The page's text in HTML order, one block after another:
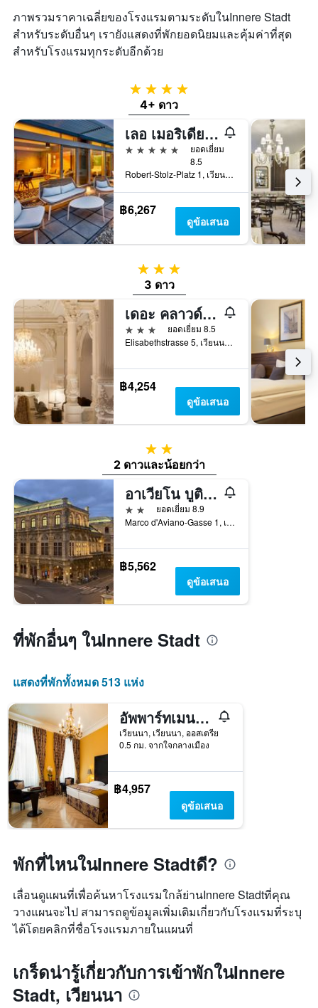
ภาพรวมราคาเฉลี่ยของโรงแรมตามระดับในInnere Stadt
สำหรับระดับอื่นๆ เรายังแสดงที่พักยอดนิยมและคุ้มค่าที่สุด
สำหรับโรงแรมทุกระดับอีกด้วย
4 ดาว
4+ ดาว
เลอ เมอริเดียน วีน
5 ดาว
ยอดเยี่ยม
8.5
Robert-Stolz-Platz 1, เวียนนา, เวียนนา, ออสเตรีย
฿6,267
ดูข้อเสนอ
3 ดาว
3 ดาว
เดอะ คลาวด์ วัน เวียน-สตาทส์โอเปอร์
3 ดาว
ยอดเยี่ยม 8.5
Elisabethstrasse 5, เวียนนา, เวียนนา, ออสเตรีย
฿4,254
ดูข้อเสนอ
2 ดาว
2 ดาวและน้อยกว่า
อาเวียโน บูติกโฮเทล
2 ดาว
ยอดเยี่ยม 8.9
Marco d'Aviano-Gasse 1, เวียนนา, เวียนนา, ออสเตรีย
฿5,562
ดูข้อเสนอ
ที่พักอื่นๆ ในInnere Stadt
แสดงที่พักทั้งหมด 513 แห่ง
อัพพาร์ทเมนท์-โฮเทล อัน แดร์ รีเมอร์กาสเซอ
เวียนนา, เวียนนา, ออสเตรีย
0.5 กม. จากใจกลางเมือง
฿4,957
ดูข้อเสนอ
พักที่ไหนในInnere Stadtดี?
เลื่อนดูแผนที่เพื่อค้นหาโรงแรมใกล้ย่านInnere Stadtที่คุณ
วางแผนจะไป สามารถดูข้อมูลเพิ่มเติมเกี่ยวกับโรงแรมที่ระบุ
ได้โดยคลิกที่ชื่อโรงแรมภายในแผนที่
เกร็ดน่ารู้เกี่ยวกับการเข้าพักในInnere
Stadt, เวียนนา